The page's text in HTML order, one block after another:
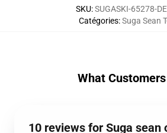
SKU:SUGASKI-65278-
Catégories:Suga Sean
What
10 reviews for Suga sean